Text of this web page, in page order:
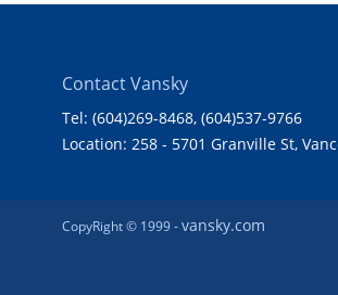
Contact Vansky
Tel: (604)269-8468, (604)537-9766
Location: 258 - 5701 Granville St,
CopyRight © 1999 -vansky.com